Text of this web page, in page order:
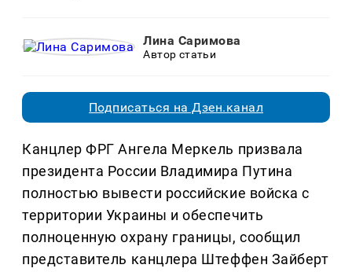
Лина Саримова
Автор статьи
Подписаться на Дзен.канал
Канцлер ФРГ Ангела Меркель призвала
президента России Владимира Путина
полностью вывести российские войска с
территории Украины и обеспечить
полноценную охрану границы, сообщил
представитель канцлера Штеффен Зайберт